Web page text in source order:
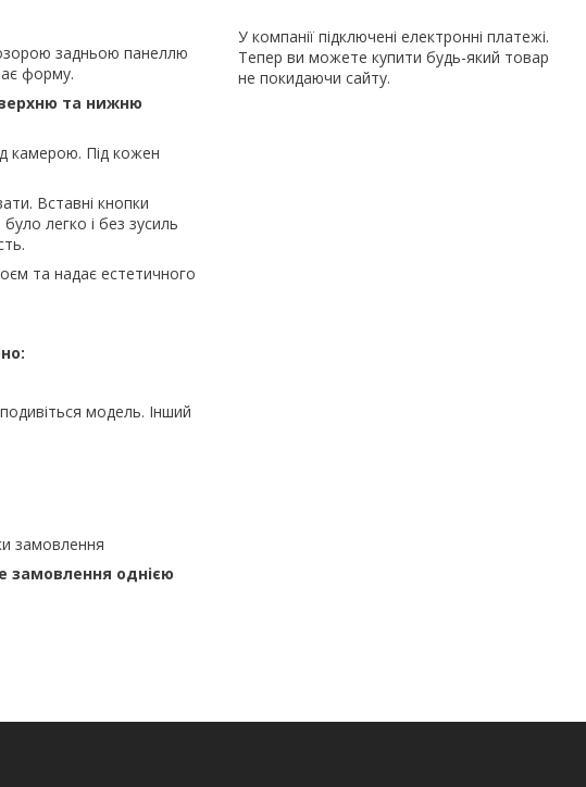
задньою панеллю
форму.
верхню та нижню
камерою. Під кожен
Вставні кнопки
легко і без зусиль
та надає естетичного
модель. Інший
замовлення
замовлення однією
У компанії підключені електронні платежі.
Тепер ви можете купити будь-який товар
не покидаючи сайту.